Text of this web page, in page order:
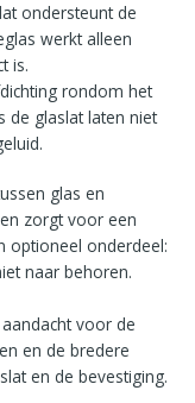
ondersteunt de
werkt alleen
is.
rondom het
de glaslat laten niet
glas en
zorgt voor een
optioneel onderdeel:
naar behoren.
voor de
en de bredere
en de bevestiging.